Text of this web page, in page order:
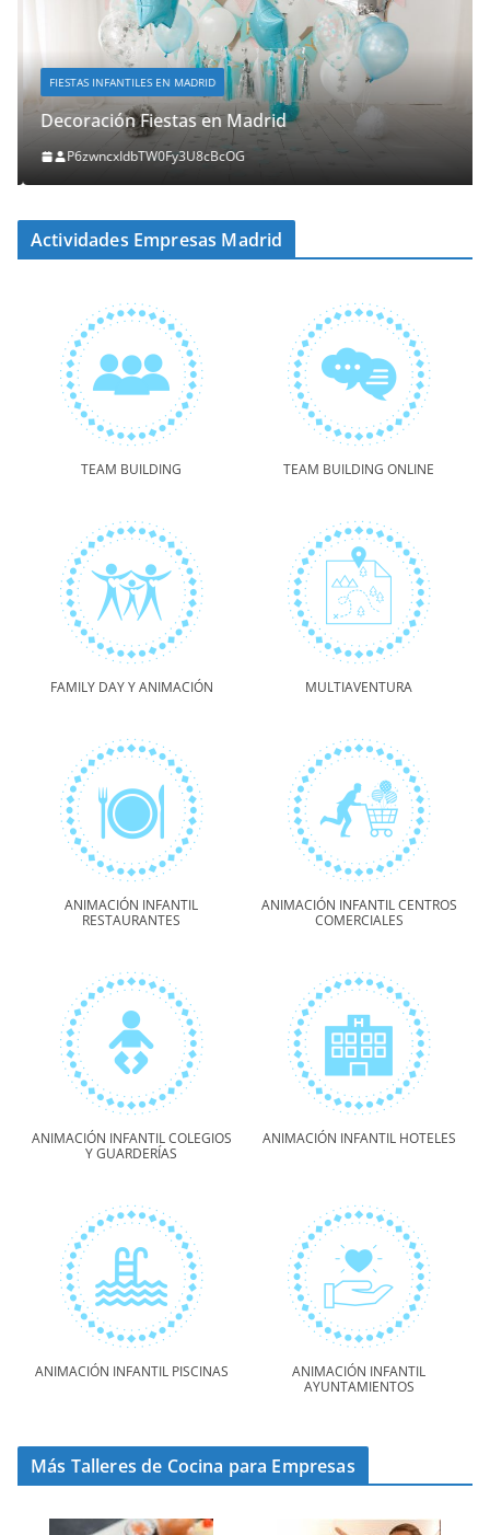
FIESTAS INFANTILES EN MADRID
Decoración Fiestas en Madrid
P6zwncxIdbTW0Fy3U8cBcOG
Actividades Empresas Madrid
TEAM BUILDING TEAM BUILDING ONLINE
FAMILY DAY Y ANIMACIÓN MULTIAVENTURA
ANIMACIÓN INFANTIL
RESTAURANTES
ANIMACIÓN INFANTIL CENTROS
COMERCIALES
ANIMACIÓN INFANTIL COLEGIOS
Y GUARDERÍAS
ANIMACIÓN INFANTIL HOTELES
ANIMACIÓN INFANTIL PISCINAS
ANIMACIÓN INFANTIL
AYUNTAMIENTOS
Más Talleres de Cocina para Empresas